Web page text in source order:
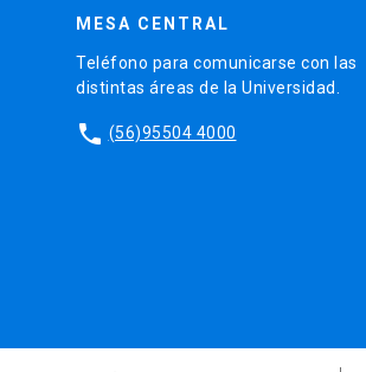
MESA CENTRAL
Teléfono para comunicarse con las
distintas áreas de la Universidad.
phone (56)95504 4000